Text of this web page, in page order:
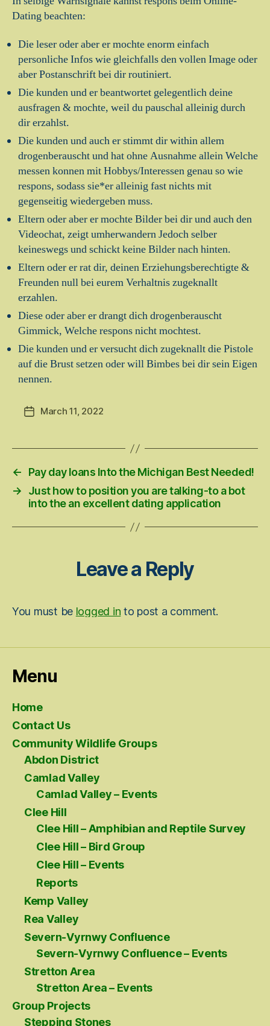
Dating beachten:
Die leser oder aber er mochte enorm einfach
personliche Infos wie gleichfalls den vollen Image oder
aber Postanschrift bei dir routiniert.
Die kunden und er beantwortet gelegentlich deine
ausfragen & mochte, weil du pauschal alleinig durch
dir erzahlst.
Die kunden und auch er stimmt dir within allem
drogenberauscht und hat ohne Ausnahme allein Welche
messen konnen mit Hobbys/Interessen genau so wie
respons, sodass sie*er alleinig fast nichts mit
gegenseitig wiedergeben muss.
Eltern oder aber er mochte Bilder bei dir und auch den
Videochat, zeigt umherwandern Jedoch selber
keineswegs und schickt keine Bilder nach hinten.
Eltern oder er rat dir, deinen Erziehungsberechtigte &
Freunden null bei eurem Verhaltnis zugeknallt
erzahlen.
Diese oder aber er drangt dich drogenberauscht
Gimmick, Welche respons nicht mochtest.
Die kunden und er versucht dich zugeknallt die Pistole
auf die Brust setzen oder will Bimbes bei dir sein Eigen
nennen.
PostMarch 11, 2022
←
Pay day loans Into the Michigan Best Needed!
→
Just how to position you are talking-to a bot
into the an excellent dating application
Leave a Reply
You must be logged in to post a comment.
Menu
Home
Contact Us
Community Wildlife Groups
Abdon District
Camlad Valley
Camlad Valley – Events
Clee Hill
Clee Hill – Amphibian and Reptile Survey
Clee Hill – Bird Group
Clee Hill – Events
Reports
Kemp Valley
Rea Valley
Severn-Vyrnwy Confluence
Severn-Vyrnwy Confluence – Events
Stretton Area
Stretton Area – Events
Group Projects
Stepping Stones